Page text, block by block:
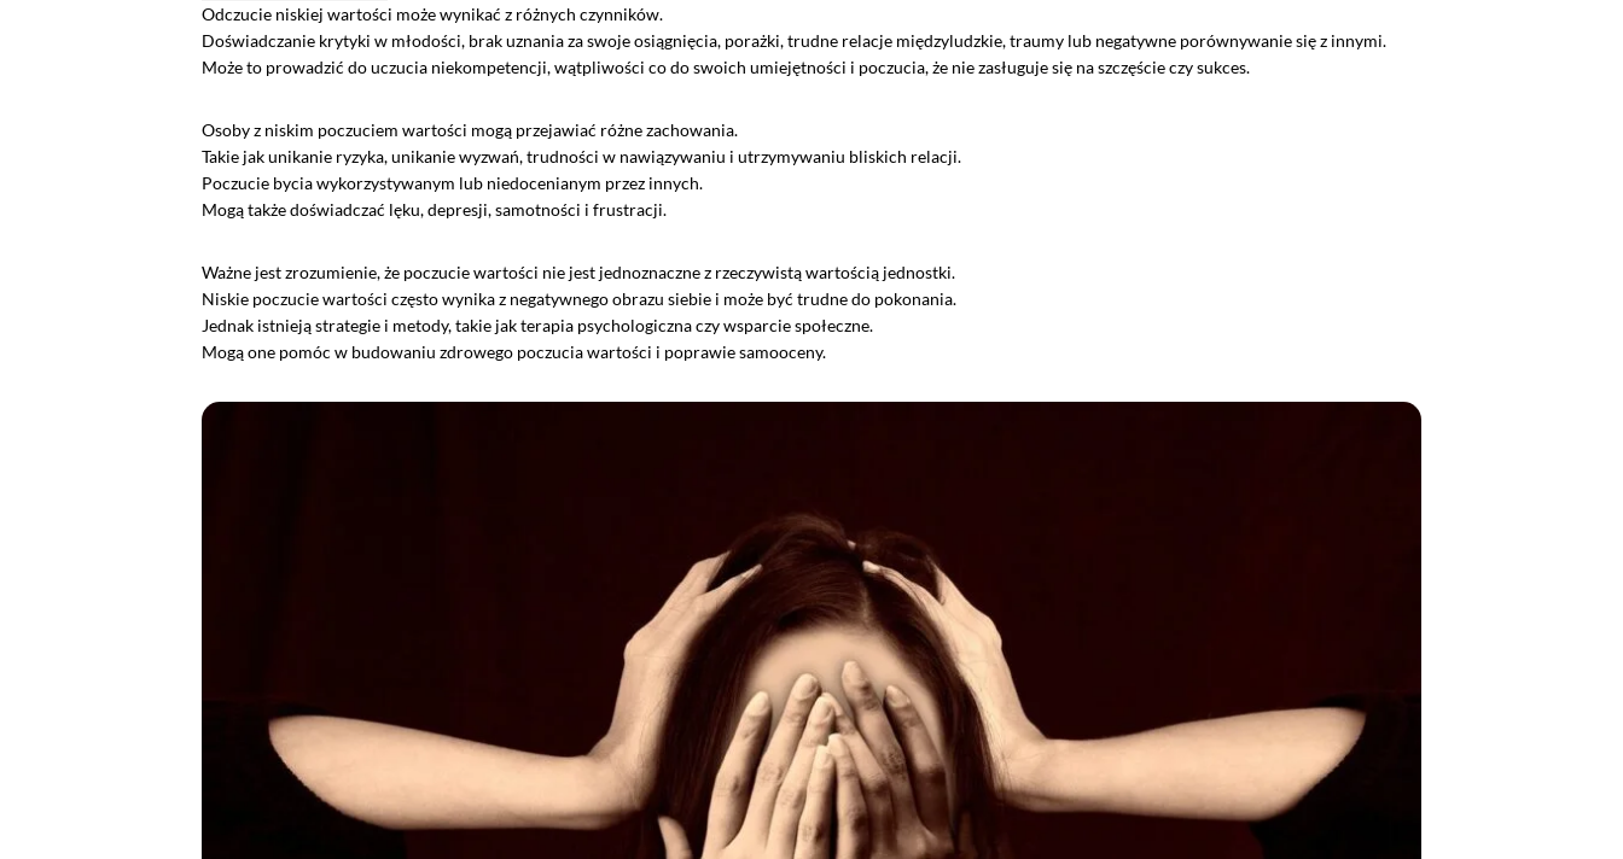
Odczucie niskiej wartości może wynikać z różnych czynników.
Doświadczanie krytyki w młodości, brak uznania za swoje osiągnięcia, porażki, trudne relacje międzyludzkie, traumy lub negatywne porównywanie się z innymi.
Może to prowadzić do uczucia niekompetencji, wątpliwości co do swoich umiejętności i poczucia, że nie zasługuje się na szczęście czy sukces.
Osoby z niskim poczuciem wartości mogą przejawiać różne zachowania.
Takie jak unikanie ryzyka, unikanie wyzwań, trudności w nawiązywaniu i utrzymywaniu bliskich relacji.
Poczucie bycia wykorzystywanym lub niedocenianym przez innych.
Mogą także doświadczać lęku, depresji, samotności i frustracji.
Ważne jest zrozumienie, że poczucie wartości nie jest jednoznaczne z rzeczywistą wartością jednostki.
Niskie poczucie wartości często wynika z negatywnego obrazu siebie i może być trudne do pokonania.
Jednak istnieją strategie i metody, takie jak terapia psychologiczna czy wsparcie społeczne.
Mogą one pomóc w budowaniu zdrowego poczucia wartości i poprawie samooceny.